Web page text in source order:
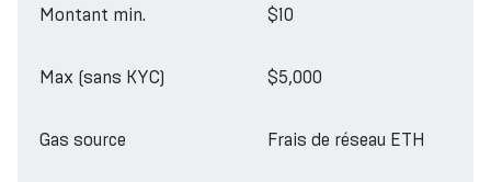
Montant min. $10
Max (sans KYC) $5,000
Gas source Frais de réseau ETH